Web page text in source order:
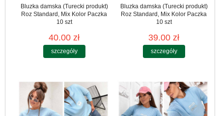
Bluzka damska (Turecki produkt)
Roz Standard, Mix Kolor Paczka
10 szt
40.00 zł
szczegóły
Bluzka damska (Turecki produkt)
Roz Standard, Mix Kolor Paczka
10 szt
39.00 zł
szczegóły